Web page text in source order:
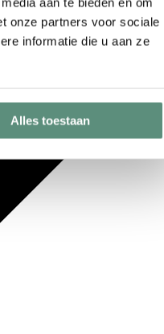
onze partners voor sociale
informatie die u aan ze
Alles toestaan